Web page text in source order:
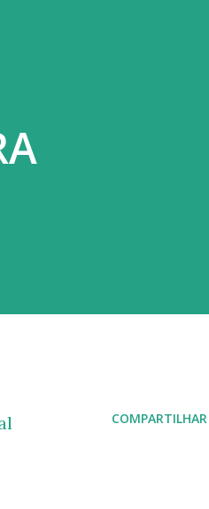
COMPARTILHAR